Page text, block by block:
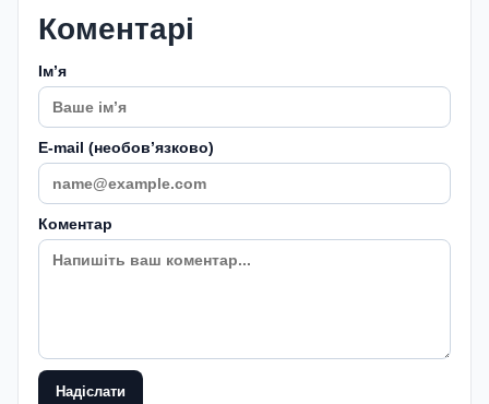
Коментарі
Імʼя
E-mail (необовʼязково)
Коментар
Надіслати